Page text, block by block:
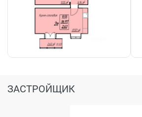
ЗАСТРОЙЩИК